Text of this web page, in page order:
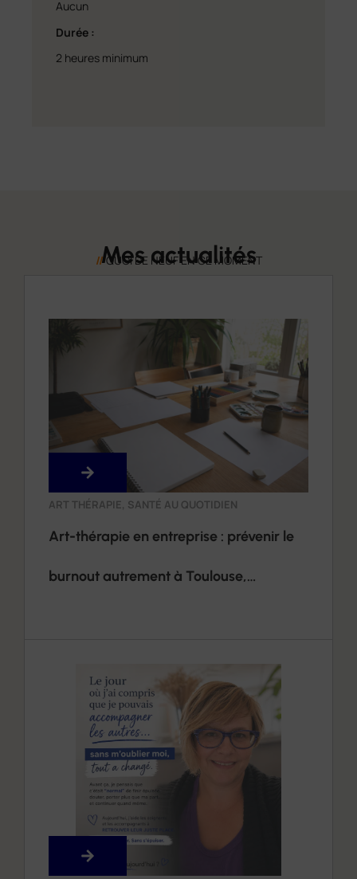
Aucun
Durée :
2 heures minimum
//QUOI DE NEUF EN CE MOMENT
Mes actualités
ART THÉRAPIE, SANTÉ AU QUOTIDIEN
Art-thérapie en entreprise : prévenir le
burnout autrement à Toulouse,